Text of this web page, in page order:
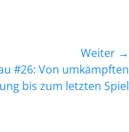
Weiter →
#26: Von umkämpften
bis zum letzten Spiel